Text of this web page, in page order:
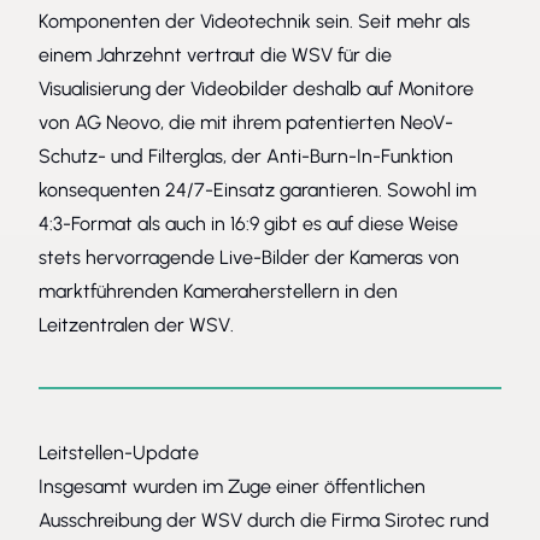
Komponenten der Videotechnik sein. Seit mehr als
einem Jahrzehnt vertraut die WSV für die
Visualisierung der Videobilder deshalb auf Monitore
von AG Neovo, die mit ihrem patentierten NeoV-
Schutz- und Filterglas, der Anti-Burn-In-Funktion
konsequenten 24/7-Einsatz garantieren. Sowohl im
4:3-Format als auch in 16:9 gibt es auf diese Weise
stets hervorragende Live-Bilder der Kameras von
marktführenden Kameraherstellern in den
Leitzentralen der WSV.
Leitstellen-Update
Insgesamt wurden im Zuge einer öffentlichen
Ausschreibung der WSV durch die Firma Sirotec rund